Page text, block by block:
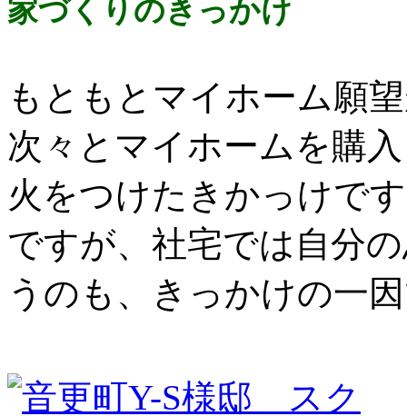
家づくりのきっかけ
もともとマイホーム願
次々とマイホームを購
火をつけたきかっけで
ですが、社宅では自分
うのも、きっかけの一